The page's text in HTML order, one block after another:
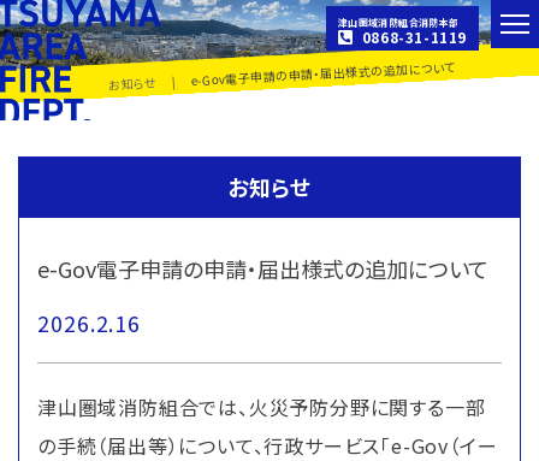
津山圏域消防組合消防本部
0868-31-1119
お知らせ | e-Gov電子申請の申請・届出様式の追加について
お知らせ
e-Gov電子申請の申請・届出様式の追加について
2026.2.16
津山圏域消防組合では、火災予防分野に関する一部
の手続（届出等）について、行政サービス「e-Gov（イー